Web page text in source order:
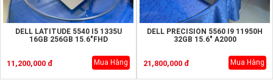
DELL LATITUDE 5540 I5 1335U
16GB 256GB 15.6"FHD
11,200,000 đ Mua Hàng
DELL PRECISION 5560 I9 11950H
32GB 15.6" A2000
21,800,000 đ Mua Hàng